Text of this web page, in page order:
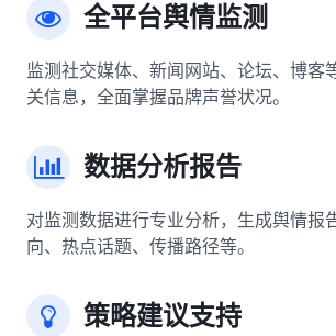
全平台舆情监测
监测社交媒体、新闻网站、论坛、博客
关信息，全面掌握品牌声誉状况。
数据分析报告
对监测数据进行专业分析，生成舆情报
向、热点话题、传播路径等。
策略建议支持